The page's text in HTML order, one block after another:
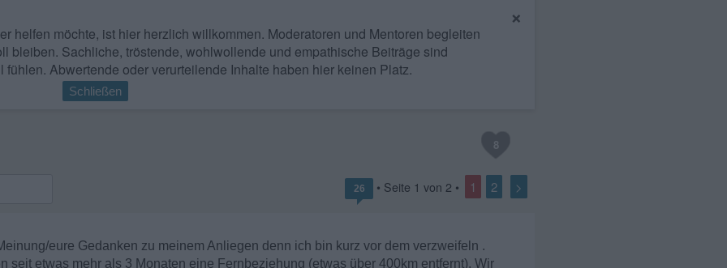
×
helfen möchte, ist hier herzlich willkommen. Moderatoren und Mentoren begleiten
bleiben. Sachliche, tröstende, wohlwollende und empathische Beiträge sind
Abwertende oder verurteilende Inhalte haben hier keinen Platz.
Schließen
8
26 • Seite 1 von 2 • 1 2 >
eure Gedanken zu meinem Anliegen denn ich bin kurz vor dem verzweifeln .
seit etwas mehr als 3 Monaten eine Fernbeziehung (etwas über 400km entfernt). Wir